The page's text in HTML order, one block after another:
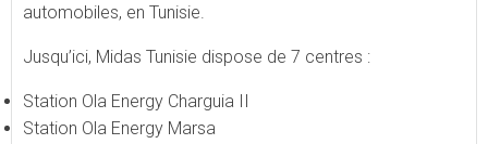
automobiles, en Tunisie.
Jusqu’ici, Midas Tunisie dispose de 7 centres :
Station Ola Energy Charguia II
Station Ola Energy Marsa